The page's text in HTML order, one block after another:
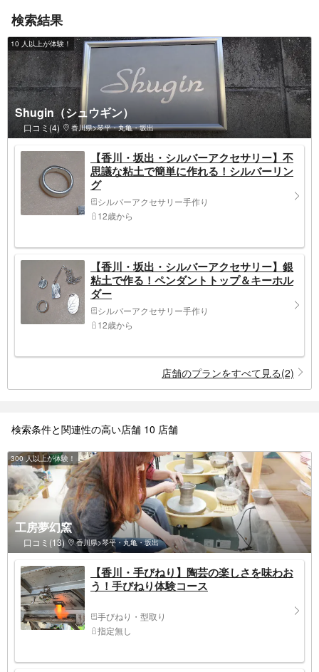
検索結果
10 人以上が体験！
Shugin（シュウギン）
口コミ(4) 香川県>琴平・丸亀・坂出
【香川・坂出・シルバーアクセサリー】不
思議な粘土で簡単に作れる！シルバーリン
グ
シルバーアクセサリー手作り
12歳から
【香川・坂出・シルバーアクセサリー】銀
粘土で作る！ペンダントトップ＆キーホル
ダー
シルバーアクセサリー手作り
12歳から
店舗のプランをすべて見る(2)
検索条件と関連性の高い店舗 10 店舗
300 人以上が体験！
工房夢幻窯
口コミ(13) 香川県>琴平・丸亀・坂出
【香川・手びねり】陶芸の楽しさを味わお
う！手びねり体験コース
手びねり・型取り
指定無し